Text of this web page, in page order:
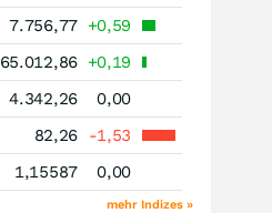
7.756,77 +0,59
65.012,86 +0,19
4.342,26
0,00
82,26
-1,53
1,15587 0,00
mehr Indizes »